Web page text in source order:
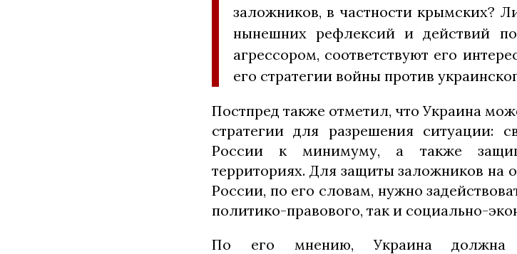
заложников, в частности крымских?
нынешних рефлексий и действий
агрессором, соответствуют его
его стратегии войны против
Постпред также отметил, что Украина
стратегии для разрешения ситуации:
России к минимуму, а также
территориях. Для защиты заложников на
России, по его словам, нужно
политико-правового, так и социально-
По его мнению, Украина должна